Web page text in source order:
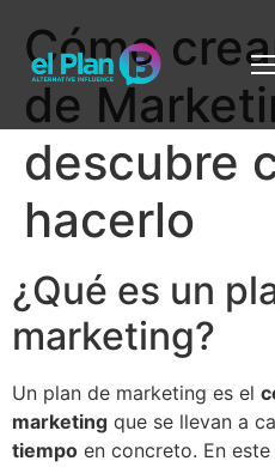
Cómo
de
descubre
hacerlo
¿Qué es un
marketing?
Un plan de marketing es el
marketing que se llevan a
tiempo en concreto. En